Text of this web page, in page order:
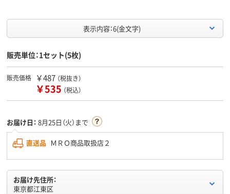
表示内容：6(金文字)
販売単位：1セット(5枚)
販売価格 ￥487 （税抜き）
￥535 （税込）
お届け日： 8月25日（火）まで
直送品 ＭＲＯ商品取扱店２
お届け先住所：
東京都江東区